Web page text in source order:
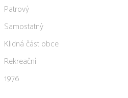
Patrový
Samostatný
Klidná část obce
Rekreační
1976